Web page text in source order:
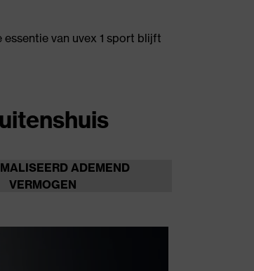
van uvex 1 sport blijft
ADEMEND
VERMOGEN